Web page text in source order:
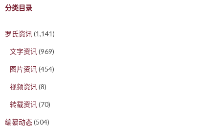
分类目录
罗氏资讯(1,141)
文字资讯(969)
图片资讯(454)
视频资讯(8)
转载资讯(70)
编纂动态(504)